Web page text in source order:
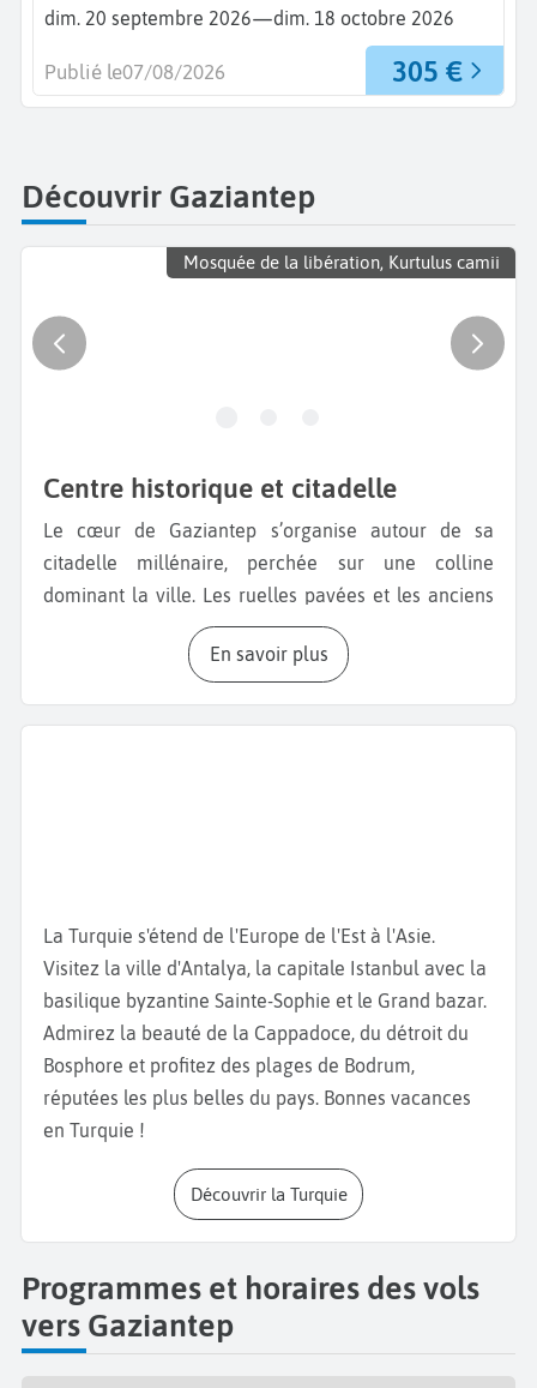
dim. 20 septembre 2026—dim. 18 octobre 2026
305 €
Publié le07/08/2026
Découvrir Gaziantep
Mosquée de la libération, Kurtulus camii
Centre historique et citadelle
Le cœur de Gaziantep s’organise autour de sa
citadelle millénaire, perchée sur une colline
dominant la ville. Les ruelles pavées et les anciens
caravansérails témoignent d’un passé lié aux routes
commerciales. Le centre historique concentre
traditionnelle se mêle à une activité quotidienne
Bakırcılar Çarşısı, spécialisé dans le cuivre, illustre le
savoir-faire artisanal local. Les rues commerçantes
regorgent d’épices, de pistaches et de produits
régionaux. Réserver un vol pour Gaziantep permet
ainsi d’accéder à une ville où le commerce
traditionnel reste très vivant.
Zones culturelles et musées
majeures, dont le musée de la mosaïque de
Zeugma, qui conserve des œuvres antiques d’une
grande richesse. Les espaces culturels retracent
l’histoire de la région, entre influences romaines,
En savoir plus
La Turquie s'étend de l'Europe de l'Est à l'Asie.
Visitez la ville d'Antalya, la capitale Istanbul avec la
basilique byzantine Sainte-Sophie et le Grand bazar.
Admirez la beauté de la Cappadoce, du détroit du
Bosphore et profitez des plages de Bodrum,
réputées les plus belles du pays. Bonnes vacances
en Turquie !
Découvrir la Turquie
Programmes et horaires des vols
vers Gaziantep